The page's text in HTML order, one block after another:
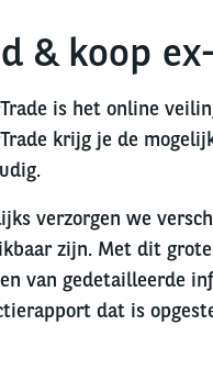
& koop
is het online
krijg je de
verzorgen we
zijn. Met dit
van gedetailleerde
dat is